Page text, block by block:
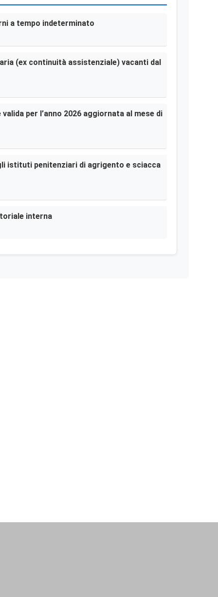
a tempo indeterminato
(ex continuità assistenziale) vacanti dal
per l’anno 2026 aggiornata al mese di
istituti penitenziari di agrigento e sciacca
interna